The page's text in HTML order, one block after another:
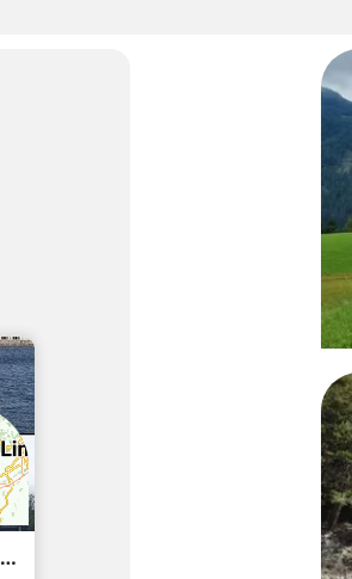
Alkoven - Scharten - Alkoven: Laat mij maar lekker toeren